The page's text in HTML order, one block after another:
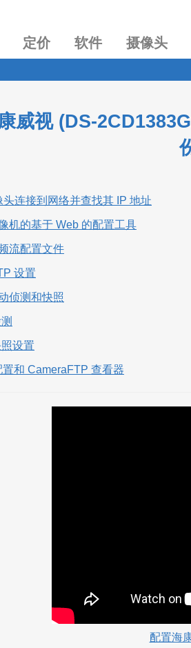
定价 软件 摄像头
威视 (DS-
头连接到网络并查找其 IP 地址
机的基于 Web 的配置工具
流配置文件
设置
侦测和快照
设置
和 CameraFTP 查看器
配置海